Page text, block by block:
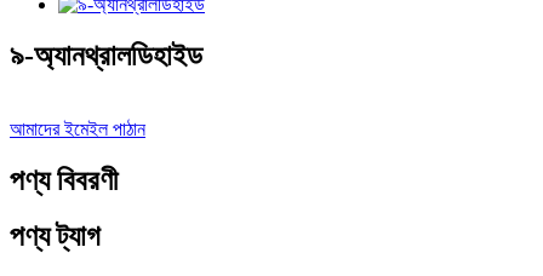
৯-অ্যানথ্রালডিহাইড
আমাদের ইমেইল পাঠান
পণ্য বিবরণী
পণ্য ট্যাগ